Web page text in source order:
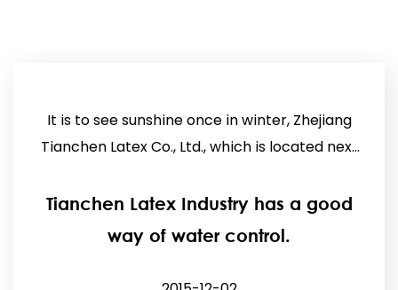
It is to see sunshine once in winter, Zhejiang
Tianchen Latex Co., Ltd., which is located next
Pujiang, has star...
Tianchen Latex Industry has a good
way of water control.